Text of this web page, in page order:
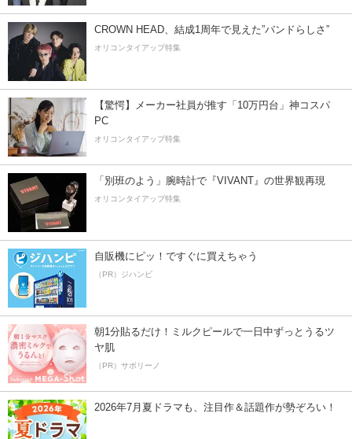
CROWN HEAD、結成1周年で見えた”バンドらしさ”
オリコンタイアップ特集
【驚愕】メーカー社員が推す「10万円台」神コスパ
PC
オリコンタイアップ特集
「別班のよう」腕時計で『VIVANT』の世界観再現
オリコンタイアップ特集
自販機にピッ！ですぐに買えちゃう
（PR）ジハンピ
朝1分貼るだけ！ミルクピールで一日中ずっとうるツ
ヤ肌
（PR）サボリーノ
2026年7月夏ドラマも、注目作＆話題作が勢ぞろい！